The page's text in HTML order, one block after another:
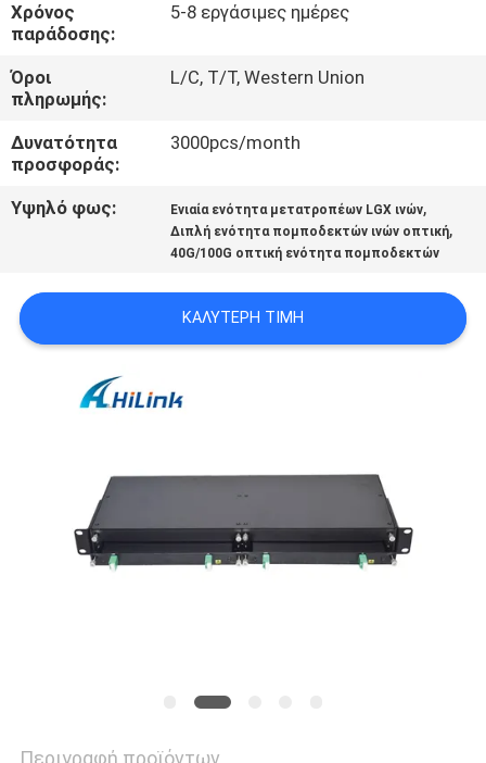
ΕΙΔΉΣΕΙΣ
ΥΠΟΘΈΣΕΙΣ
ΖΗΤΉΣΤΕ
SITEMAP
ΠΟΛΙΤΙΚΉ
Χρόνος
παράδοσης:
5-8 εργάσιμες ημέρες
Όροι
πληρωμής:
L/C, T/T, Western Union
Δυνατότητα
προσφοράς:
3000pcs/month
Υψηλό φως: Ενιαία ενότητα μετατροπέων LGX ινών,
Διπλή ενότητα πομποδεκτών ινών οπτική,
40G/100G οπτική ενότητα πομποδεκτών
ΚΑΛΎΤΕΡΗ ΤΙΜΉ